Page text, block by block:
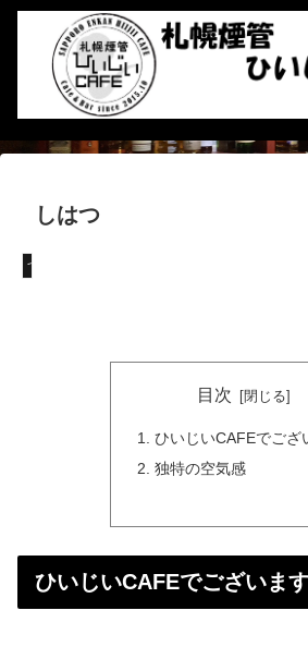
しはつ
つぶやき
目次
ひいじいCAFEでござ
独特の空気感
ひいじいCAFEでございま